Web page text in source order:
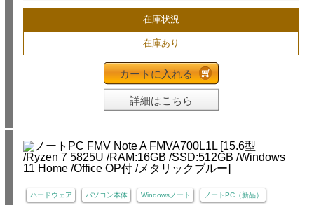
在庫状況
在庫あり
カートに入れる
詳細はこちら
ハードウェア パソコン本体 Windowsノート ノートPC（新品）